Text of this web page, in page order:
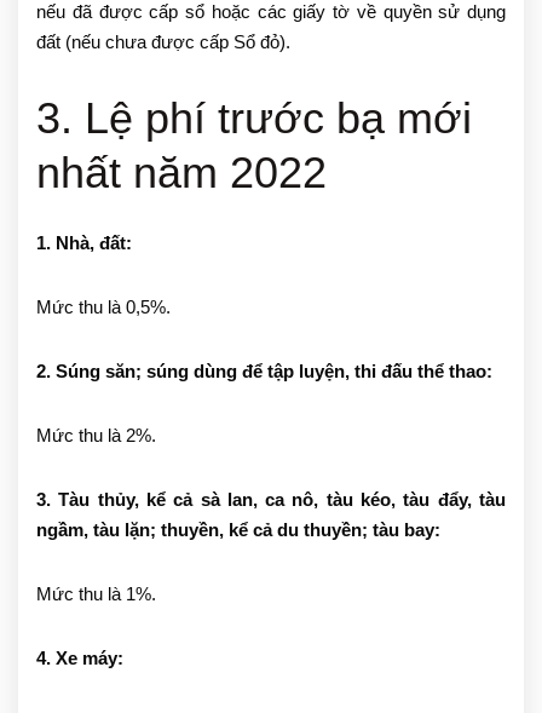
nếu đã được cấp sổ hoặc các giấy tờ về quyền sử dụng
đất (nếu chưa được cấp Sổ đỏ).
3. Lệ phí trước bạ mới
nhất năm 2022
1. Nhà, đất:
Mức thu là 0,5%.
2. Súng săn; súng dùng để tập luyện, thi đấu thể thao:
Mức thu là 2%.
3. Tàu thủy, kể cả sà lan, ca nô, tàu kéo, tàu đẩy, tàu
ngầm, tàu lặn; thuyền, kể cả du thuyền; tàu bay:
Mức thu là 1%.
4. Xe máy: